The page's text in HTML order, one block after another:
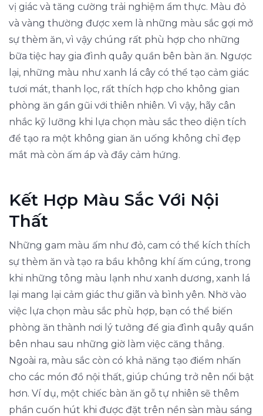
vị giác và tăng cường trải nghiệm ẩm thực. Màu đỏ
và vàng thường được xem là những màu sắc gợi mở
sự thèm ăn, vì vậy chúng rất phù hợp cho những
bữa tiệc hay gia đình quây quần bên bàn ăn. Ngược
lại, những màu như xanh lá cây có thể tạo cảm giác
tươi mát, thanh lọc, rất thích hợp cho không gian
phòng ăn gần gũi với thiên nhiên. Vì vậy, hãy cân
nhắc kỹ lưỡng khi lựa chọn màu sắc theo diện tích
để tạo ra một không gian ăn uống không chỉ đẹp
mắt mà còn ấm áp và đầy cảm hứng.
Kết Hợp Màu Sắc Với Nội
Thất
Những gam màu ấm như đỏ, cam có thể kích thích
sự thèm ăn và tạo ra bầu không khí ấm cúng, trong
khi những tông màu lạnh như xanh dương, xanh lá
lại mang lại cảm giác thư giãn và bình yên. Nhờ vào
việc lựa chọn màu sắc phù hợp, bạn có thể biến
phòng ăn thành nơi lý tưởng để gia đình quây quần
bên nhau sau những giờ làm việc căng thẳng.
Ngoài ra, màu sắc còn có khả năng tạo điểm nhấn
cho các món đồ nội thất, giúp chúng trở nên nổi bật
hơn. Ví dụ, một chiếc bàn ăn gỗ tự nhiên sẽ thêm
phần cuốn hút khi được đặt trên nền sàn màu sáng